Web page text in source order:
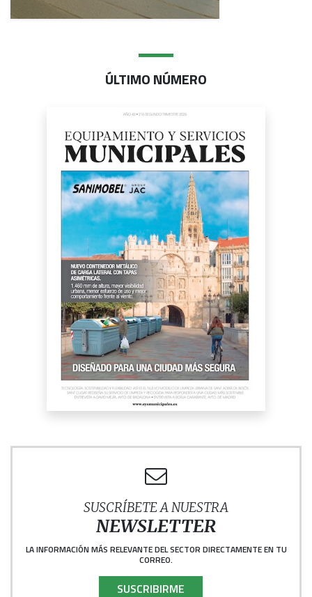
ÚLTIMO NÚMERO
SUSCRÍBETE A NUESTRA
NEWSLETTER
LA INFORMACIÓN MÁS RELEVANTE DEL SECTOR DIRECTAMENTE EN TU
CORREO.
SUSCRIBIRME